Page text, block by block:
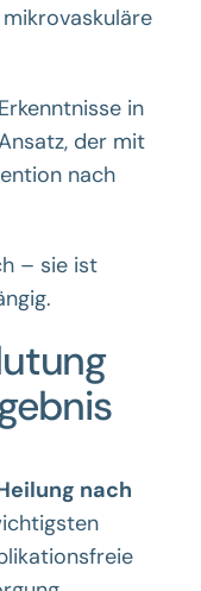
in
der mit
nach
– sie ist
nach